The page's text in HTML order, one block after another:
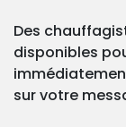
Des
disponibles
sur votre